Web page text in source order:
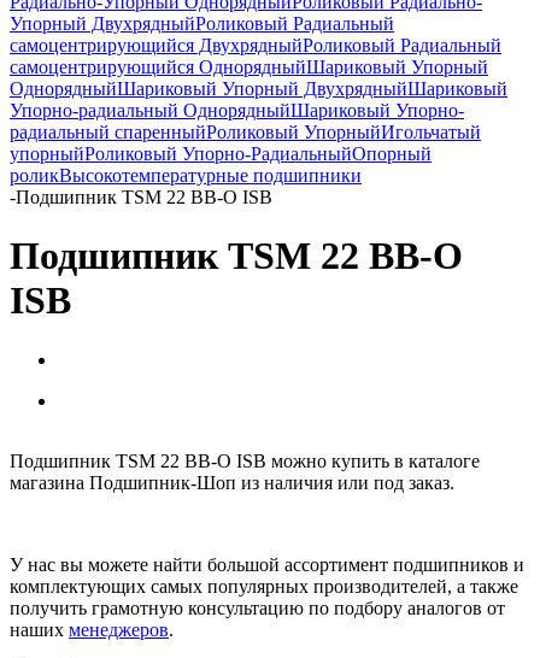
Упорный ДвухрядныйРоликовый Радиальный
самоцентрирующийся ДвухрядныйРоликовый Радиальный
самоцентрирующийся ОднорядныйШариковый Упорный
ОднорядныйШариковый Упорный ДвухрядныйШариковый
Упорно-радиальный ОднорядныйШариковый Упорно-
радиальный спаренныйРоликовый УпорныйИгольчатый
упорныйРоликовый Упорно-РадиальныйОпорный
роликВысокотемпературные подшипники
-Подшипник TSM 22 BB-O ISB
Подшипник TSM 22 BB-O
ISB
Подшипник TSM 22 BB-O ISB можно купить в каталоге
магазина Подшипник-Шоп из наличия или под заказ.
У нас вы можете найти большой ассортимент подшипников и
комплектующих самых популярных производителей, а также
получить грамотную консультацию по подбору аналогов от
наших менеджеров.